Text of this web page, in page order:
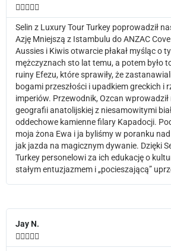

Selin z Luxury Tour Turkey poprowadził
Azję Mniejszą z Istambulu do ANZAC
Aussies i Kiwis otwarcie płakał myśląc o
mężczyznach sto lat temu, a potem było
ruiny Efezu, które sprawiły, że
bogami przeszłości i upadkiem greckich i
imperiów. Przewodnik, Ozcan
geografii anatolijskiej z niesamowitymi
oddechowe kamienne filary Kapadocji.
moja żona Ewa i ja byliśmy w poranku
jak jazda na magicznym dywanie. Dzięki
Turkey personelowi za ich edukację o
stałym entuzjazmem i „pocieszającą”
Jay N.
